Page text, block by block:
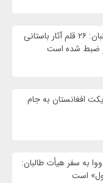
وزارت کشور حکومت طالبان: ۲۶ قلم آثار باستانی
ضبط شده است
افغانستان به جام
به سفر هیأت طالبان:
است